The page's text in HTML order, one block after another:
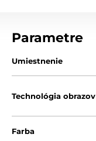
Parametre
Umiestnenie
Technológia obrazov
Farba